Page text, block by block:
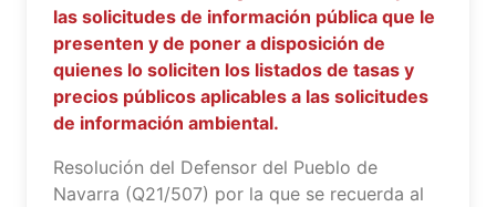
las solicitudes de información pública que le
presenten y de poner a disposición de
quienes lo soliciten los listados de tasas y
precios públicos aplicables a las solicitudes
de información ambiental.
Resolución del Defensor del Pueblo de
Navarra (Q21/507) por la que se recuerda al